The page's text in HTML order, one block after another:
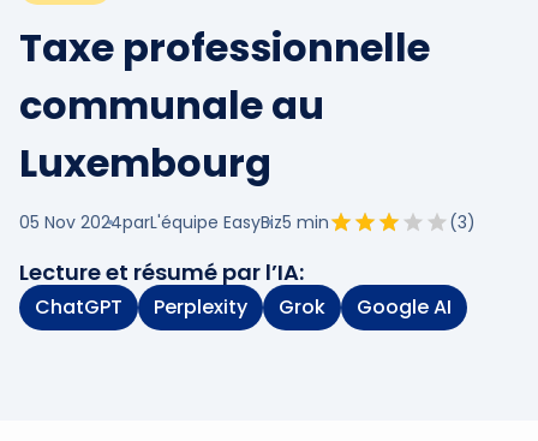
Taxe professionnelle
communale au
Luxembourg
05 Nov 2024parL'équipe EasyBiz5 min (3)
Lecture et résumé par l’IA:
ChatGPT Perplexity Grok Google AI